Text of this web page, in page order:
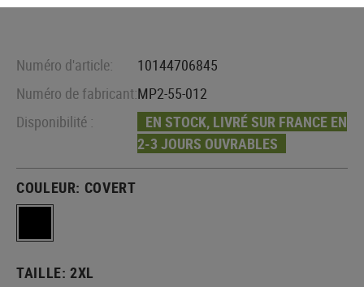
Numéro d'article:
10144706845
Numéro de fabricant:MP2-55-012
Disponibilité :
EN STOCK, LIVRÉ SUR FRANCE EN
2-3 JOURS OUVRABLES
COULEUR: COVERT
TAILLE:2XL